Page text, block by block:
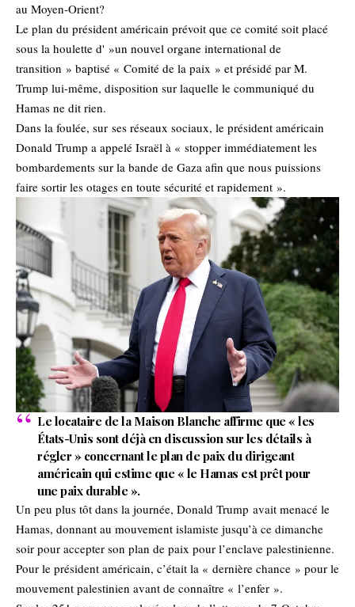
au Moyen-Orient?
Le plan du président américain prévoit que ce comité soit placé
sous la houlette d' »un nouvel organe international de
transition » baptisé « Comité de la paix » et présidé par M.
Trump lui-même, disposition sur laquelle le communiqué du
Hamas ne dit rien.
Dans la foulée, sur ses réseaux sociaux, le président américain
Donald Trump a appelé Israël à « stopper immédiatement les
bombardements sur la bande de Gaza afin que nous puissions
faire sortir les otages en toute sécurité et rapidement ».
Le locataire de la Maison Blanche affirme que « les
États-Unis sont déjà en discussion sur les détails à
régler » concernant le plan de paix du dirigeant
américain qui estime que « le Hamas est prêt pour
une paix durable ».
Un peu plus tôt dans la journée, Donald Trump avait menacé le
Hamas, donnant au mouvement islamiste jusqu’à ce dimanche
soir pour accepter son plan de paix pour l’enclave palestinienne.
Pour le président américain, c’était la « dernière chance » pour le
mouvement palestinien avant de connaître « l’enfer ».